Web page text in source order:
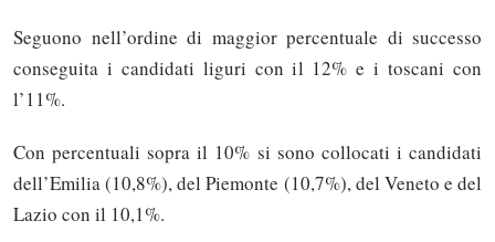
Seguono nell’ordine di maggior percentuale di successo
conseguita i candidati liguri con il 12% e i toscani con
l’11%.
Con percentuali sopra il 10% si sono collocati i candidati
dell’Emilia (10,8%), del Piemonte (10,7%), del Veneto e del
Lazio con il 10,1%.